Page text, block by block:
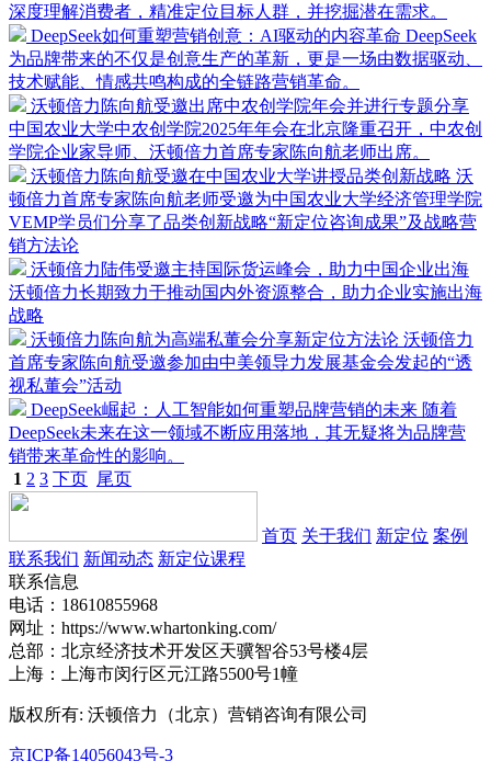
深度理解消费者，精准定位目标人群，并挖掘潜在需求。
DeepSeek如何重塑营销创意：AI驱动的内容革命 DeepSeek
为品牌带来的不仅是创意生产的革新，更是一场由数据驱动、
技术赋能、情感共鸣构成的全链路营销革命。
沃顿倍力陈向航受邀出席中农创学院年会并进行专题分享
中国农业大学中农创学院2025年年会在北京隆重召开，中农创
学院企业家导师、沃顿倍力首席专家陈向航老师出席。
沃顿倍力陈向航受邀在中国农业大学讲授品类创新战略 沃
顿倍力首席专家陈向航老师受邀为中国农业大学经济管理学院
VEMP学员们分享了品类创新战略“新定位咨询成果”及战略营
销方法论
沃顿倍力陆伟受邀主持国际货运峰会，助力中国企业出海
沃顿倍力长期致力于推动国内外资源整合，助力企业实施出海
战略
沃顿倍力陈向航为高端私董会分享新定位方法论 沃顿倍力
首席专家陈向航受邀参加由中美领导力发展基金会发起的“透
视私董会”活动
DeepSeek崛起：人工智能如何重塑品牌营销的未来 随着
DeepSeek未来在这一领域不断应用落地，其无疑将为品牌营
销带来革命性的影响。
1 2 3 下页 尾页
首页 关于我们 新定位 案例
联系我们 新闻动态 新定位课程
联系信息
电话：18610855968
网址：https://www.whartonking.com/
总部：北京经济技术开发区天骥智谷53号楼4层
上海：上海市闵行区元江路5500号1幢
版权所有: 沃顿倍力（北京）营销咨询有限公司
京ICP备14056043号-3